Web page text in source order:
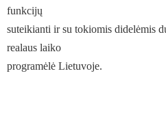
funkcijų
suteikianti ir su tokiomis didelėmis
realaus laiko
programėlė Lietuvoje.